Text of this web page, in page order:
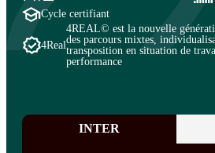
Cycle certifiant
4Real
4REAL© est la nouvelle
des parcours mixtes,
transposition en situation de
performance
INTER